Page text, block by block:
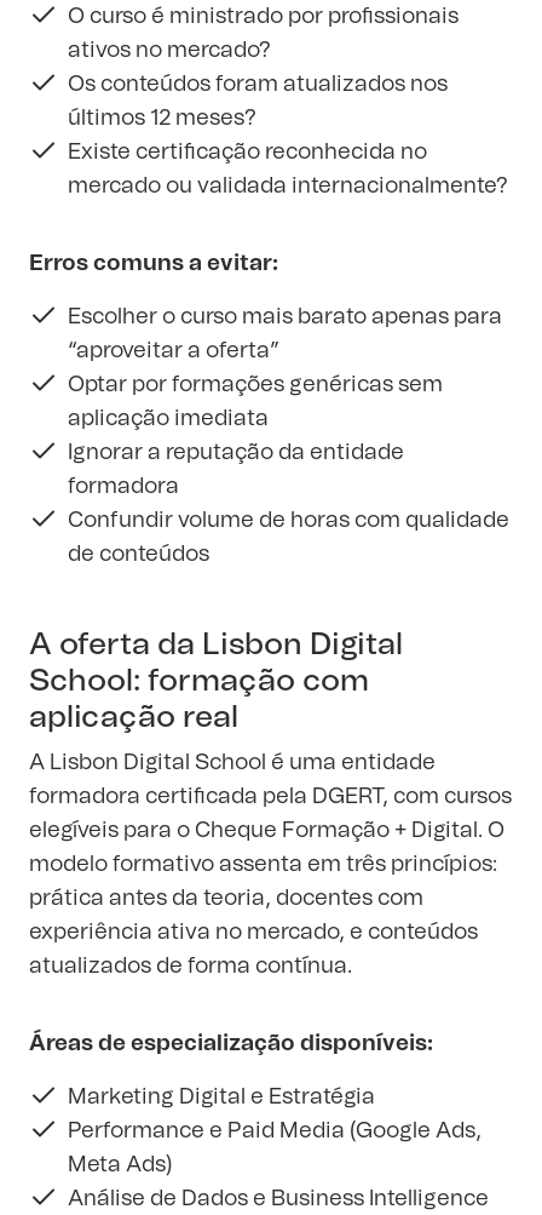
O curso é ministrado por profissionais
ativos no mercado?
Os conteúdos foram atualizados nos
últimos 12 meses?
Existe certificação reconhecida no
mercado ou validada internacionalmente?
Erros comuns a evitar:
Escolher o curso mais barato apenas para
“aproveitar a oferta”
Optar por formações genéricas sem
aplicação imediata
Ignorar a reputação da entidade
formadora
Confundir volume de horas com qualidade
de conteúdos
A oferta da Lisbon Digital
School: formação com
aplicação real
A Lisbon Digital School é uma entidade
formadora certificada pela DGERT, com cursos
elegíveis para o Cheque Formação + Digital. O
modelo formativo assenta em três princípios:
prática antes da teoria, docentes com
experiência ativa no mercado, e conteúdos
atualizados de forma contínua.
Áreas de especialização disponíveis:
Marketing Digital e Estratégia
Performance e Paid Media (Google Ads,
Meta Ads)
Análise de Dados e Business Intelligence